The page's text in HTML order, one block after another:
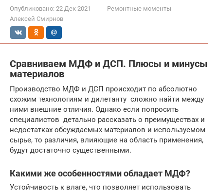
Опубликовано: 22 Дек 2021
Ремонтные моменты
Алексей Смирнов
Сравниваем МДФ и ДСП. Плюсы и минусы
материалов
Производство МДФ и ДСП происходит по абсолютно
схожим технологиям и дилетанту сложно найти между
ними внешние отличия. Однако если попросить
специалистов детально рассказать о преимуществах и
недостатках обсуждаемых материалов и используемом
сырье, то различия, влияющие на область применения,
будут достаточно существенными.
Какими же особенностями обладает МДФ?
Устойчивость к влаге, что позволяет использовать